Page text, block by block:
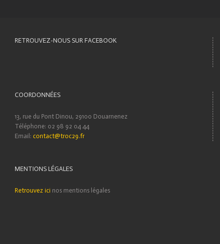
RETROUVEZ-NOUS SUR FACEBOOK
COORDONNÉES
13, rue du Pont Dinou, 29100 Douarnenez
Téléphone: 02 98 92 04 44
Email: contact@troc29.fr
MENTIONS LÉGALES
Retrouvez ici nos mentions légales